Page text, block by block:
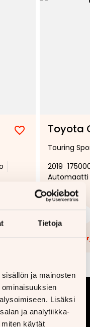
Tietoja
ja mainosten
Lisäksi
ja analytiikka-
käytät
Lisää
suosikiksi
Poista
suosikeista
Toyota
Touring
2019
Automaatti
Lisää